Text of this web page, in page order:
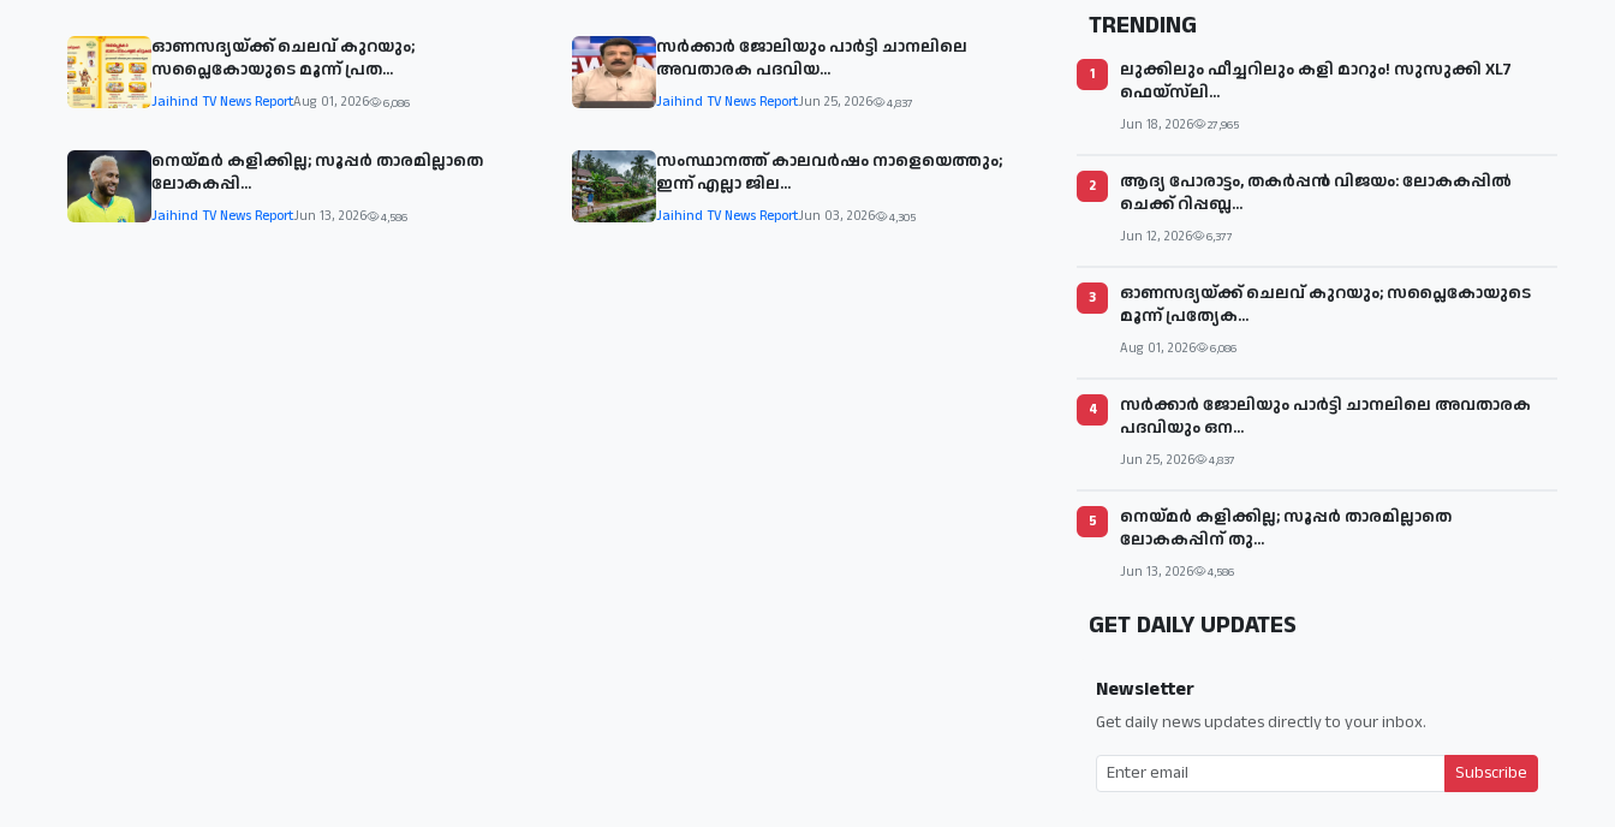
ഓണസദ്യയ്ക്ക് ചെലവ് കുറയും;
സപ്ലൈകോയുടെ മൂന്ന് പ്രത...
Jaihind TV News ReportAug 01, 2026 6,086
സര്‍ക്കാര്‍ ജോലിയും പാര്‍ട്ടി ചാനലിലെ
അവതാരക പദവിയ...
Jaihind TV News ReportJun 25, 2026 4,837
നെയ്മര്‍ കളിക്കില്ല; സൂപ്പര്‍ താരമില്ലാതെ
ലോകകപ്പി...
Jaihind TV News ReportJun 13, 2026 4,586
സംസ്ഥാനത്ത് കാലവര്‍ഷം നാളെയെത്തും;
ഇന്ന് എല്ലാ ജില...
Jaihind TV News ReportJun 03, 2026 4,305
TRENDING
1
ലുക്കിലും ഫീച്ചറിലും കളി മാറും! സുസുക്കി XL7
ഫെയ്‌സ്‌ലി...
Jun 18, 2026 27,965
2
ആദ്യ പോരാട്ടം, തകർപ്പൻ വിജയം: ലോകകപ്പിൽ
ചെക്ക് റിപ്പബ്ല...
Jun 12, 2026 6,377
3
ഓണസദ്യയ്ക്ക് ചെലവ് കുറയും; സപ്ലൈകോയുടെ
മൂന്ന് പ്രത്യേക...
Aug 01, 2026 6,086
4
സര്‍ക്കാര്‍ ജോലിയും പാര്‍ട്ടി ചാനലിലെ അവതാരക
പദവിയും ഒന...
Jun 25, 2026 4,837
5
നെയ്മര്‍ കളിക്കില്ല; സൂപ്പര്‍ താരമില്ലാതെ
ലോകകപ്പിന് തു...
Jun 13, 2026 4,586
GET DAILY UPDATES
Newsletter
Get daily news updates directly to your inbox.
Subscribe